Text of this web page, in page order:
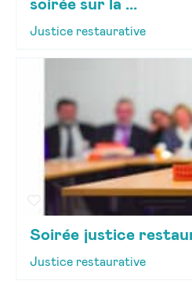
Justice restaurative
Soirée justice
Justice restaurative